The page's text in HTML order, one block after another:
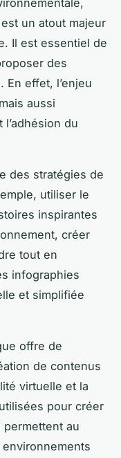
un atout majeur
Il est essentiel de
des
effet, l’enjeu
aussi
l’adhésion du
des stratégies de
utiliser le
inspirantes
créer
tout en
infographies
et simplifiée
offre de
de contenus
virtuelle et la
pour créer
au